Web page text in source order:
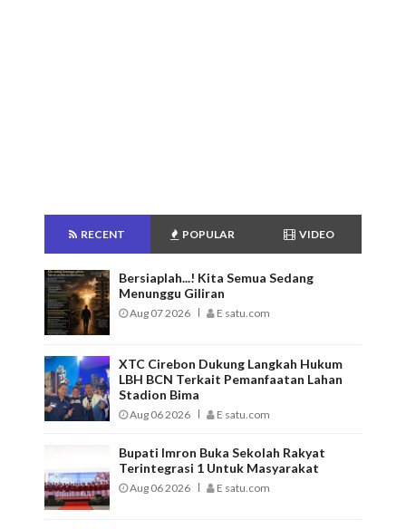
RECENT POPULAR VIDEO
Bersiaplah...! Kita Semua Sedang
Menunggu Giliran
Aug 07 2026 E satu.com
XTC Cirebon Dukung Langkah Hukum
LBH BCN Terkait Pemanfaatan Lahan
Stadion Bima
Aug 06 2026 E satu.com
Bupati Imron Buka Sekolah Rakyat
Terintegrasi 1 Untuk Masyarakat
Aug 06 2026 E satu.com